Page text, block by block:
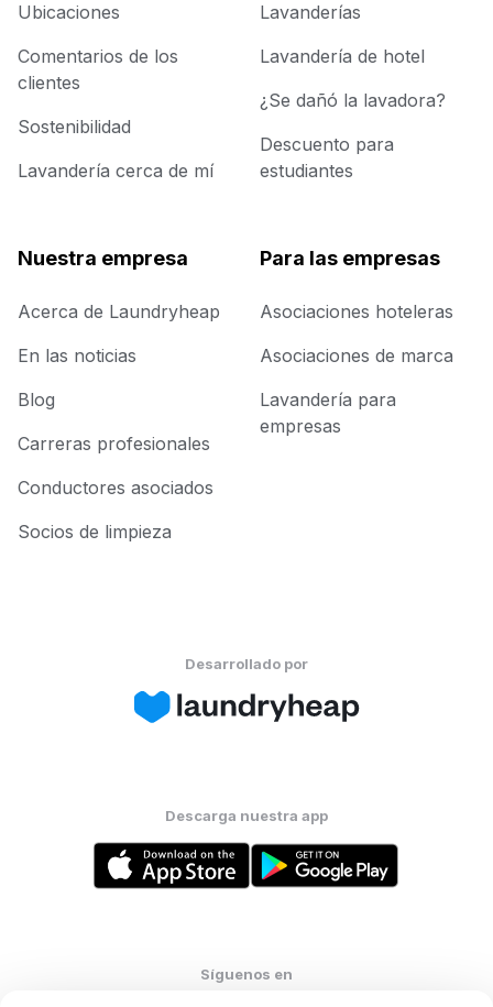
Ubicaciones
Comentarios de los
clientes
Sostenibilidad
Lavandería cerca de mí
Lavanderías
Lavandería de hotel
¿Se dañó la lavadora?
Descuento para
estudiantes
Nuestra empresa
Acerca de Laundryheap
En las noticias
Blog
Carreras profesionales
Conductores asociados
Socios de limpieza
Para las empresas
Asociaciones hoteleras
Asociaciones de marca
Lavandería para
empresas
Desarrollado por
Descarga nuestra app
Síguenos en